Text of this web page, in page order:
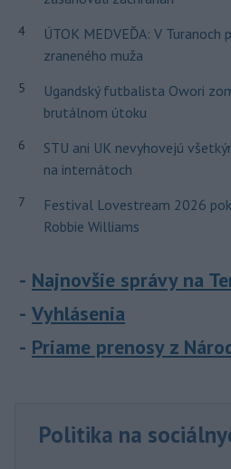
4
ÚTOK MEDVEĎA: V Turanoch
zraneného muža
5
Ugandský futbalista Owori
brutálnom útoku
6
STU ani UK nevyhovejú
na internátoch
7
Festival Lovestream 2026
Robbie Williams
Najnovšie správy na
Vyhlásenia
Priame prenosy z
Politika na